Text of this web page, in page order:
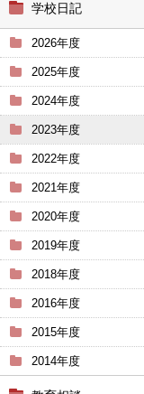
学校日記
2026年度
2025年度
2024年度
2023年度
2022年度
2021年度
2020年度
2019年度
2018年度
2016年度
2015年度
2014年度